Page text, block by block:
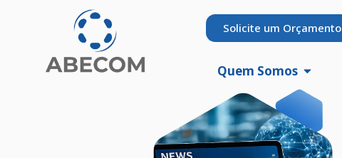
Solicite um Orçamento
Quem Somos